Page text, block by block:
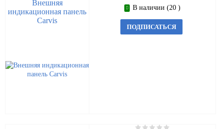
Внешняя
индикационная панель
Carvis
В наличии (20 )
ПОДПИСАТЬСЯ